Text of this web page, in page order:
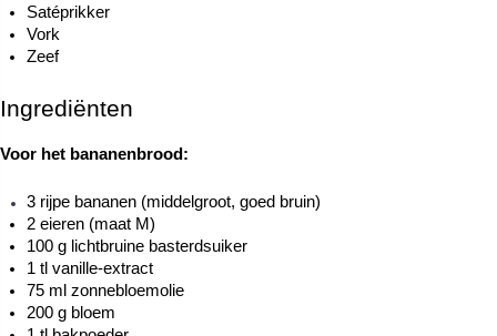
Satéprikker
Vork
Zeef
Ingrediënten
Voor het bananenbrood:
3 rijpe bananen (middelgroot, goed bruin)
2 eieren (maat M)
100 g lichtbruine basterdsuiker
1 tl vanille-extract
75 ml zonnebloemolie
200 g bloem